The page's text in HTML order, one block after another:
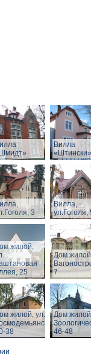
Вилла
«Штински»
3
Вилла,
ул.Гоголя,
жилой,
25
Дом
7
жилой, ул. З.
38
Дом
46-48